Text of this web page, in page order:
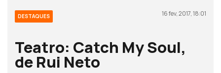
DESTAQUES 16 fev, 2017, 18:01
Teatro: Catch My Soul,
de Rui Neto